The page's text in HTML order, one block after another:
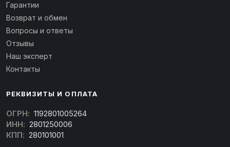
Гарантии
Возврат и обмен
Вопросы и ответы
Отзывы
Наш эксперт
Контакты
РЕКВИЗИТЫ И ОПЛАТА
ОГРН: 1192801005264
ИНН: 2801250006
КПП: 280101001